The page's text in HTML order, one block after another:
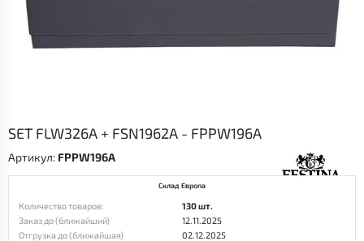
SET FLW326A + FSN1962A - FPPW196A
Артикул: FPPW196A
Склад Европа
Количество товаров:
130 шт.
Заказ до (ближайший)
12.11.2025
Отгрузка до (ближайшая)
02.12.2025